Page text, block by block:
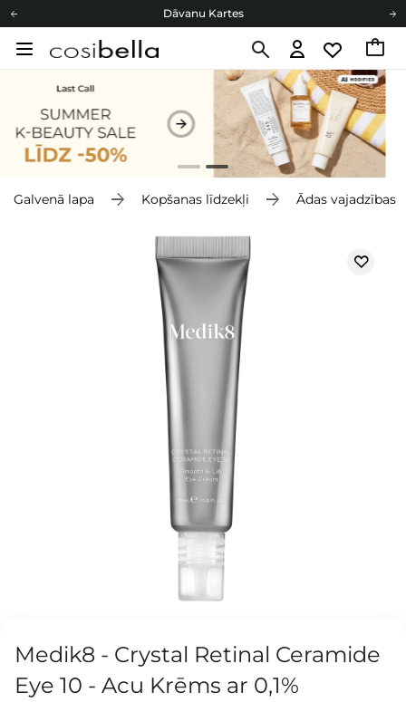
Dāvanu Kartes
Cosibella lojalitātes programma
Dāvanu Kartes
Galvenā lapa Kopšanas līdzekļi Ādas vajadzības
Medik8 - Crystal Retinal Ceramide
Eye 10 - Acu Krēms ar 0,1%